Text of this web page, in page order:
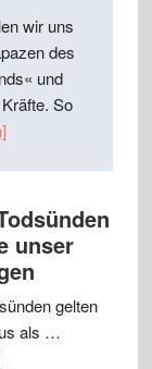
wir uns
des
und
So
unser
gelten
als …